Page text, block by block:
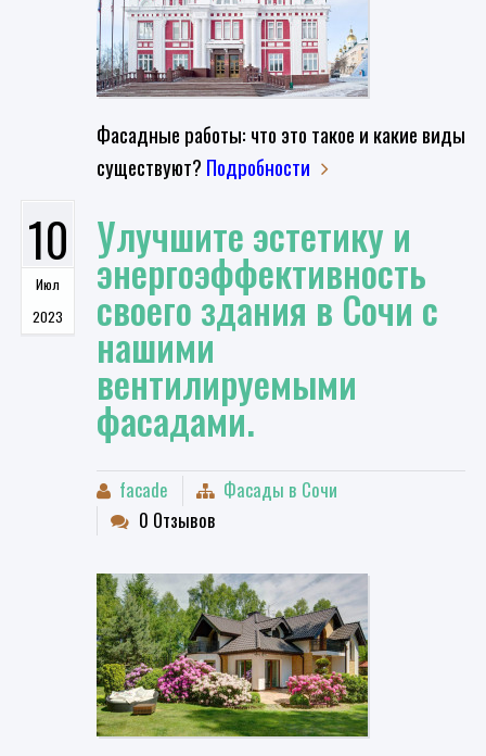
Фасадные работы: что это такое и какие виды
существуют? Подробности
10
Июл
2023
Улучшите эстетику и
энергоэффективность
своего здания в Сочи с
нашими
вентилируемыми
фасадами.
facade
Фасады в Сочи
0 Отзывов